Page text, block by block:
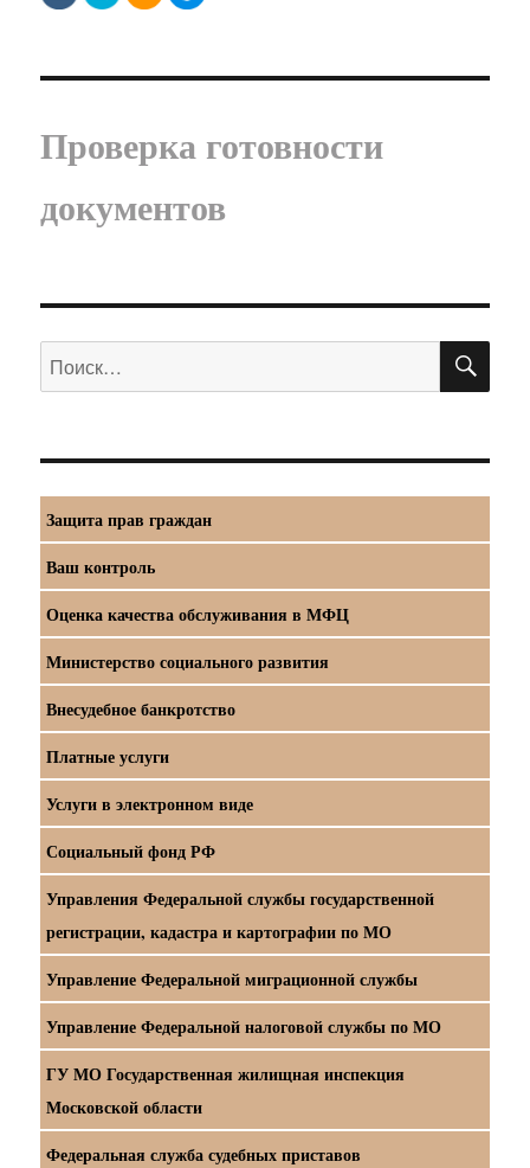
Проверка готовности
документов
Искать:
Защита прав граждан
Ваш контроль
Оценка качества обслуживания в МФЦ
Министерство социального развития
Внесудебное банкротство
Платные услуги
Услуги в электронном виде
Социальный фонд РФ
Управления Федеральной службы государственной
регистрации, кадастра и картографии по МО
Управление Федеральной миграционной службы
Управление Федеральной налоговой службы по МО
ГУ МО Государственная жилищная инспекция
Московской области
Федеральная служба судебных приставов